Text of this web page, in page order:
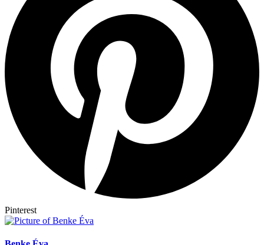
Pinterest